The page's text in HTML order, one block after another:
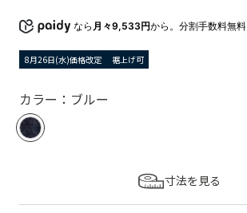
なら 月々9,533円から。分割手数料無料
8月26日(水)価格改定 裾上げ可
カラー：ブルー
寸法を見る